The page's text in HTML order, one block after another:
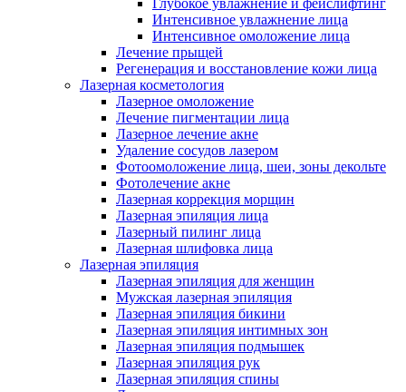
Глубокое увлажнение и фейслифтинг
Интенсивное увлажнение лица
Интенсивное омоложение лица
Лечение прыщей
Регенерация и восстановление кожи лица
Лазерная косметология
Лазерное омоложение
Лечение пигментации лица
Лазерное лечение акне
Удаление сосудов лазером
Фотоомоложение лица, шеи, зоны декольте
Фотолечение акне
Лазерная коррекция морщин
Лазерная эпиляция лица
Лазерный пилинг лица
Лазерная шлифовка лица
Лазерная эпиляция
Лазерная эпиляция для женщин
Мужская лазерная эпиляция
Лазерная эпиляция бикини
Лазерная эпиляция интимных зон
Лазерная эпиляция подмышек
Лазерная эпиляция рук
Лазерная эпиляция спины